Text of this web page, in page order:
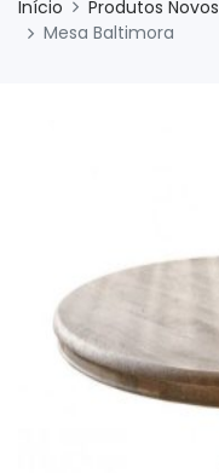
Início Produtos Novos
Mesa Baltimora